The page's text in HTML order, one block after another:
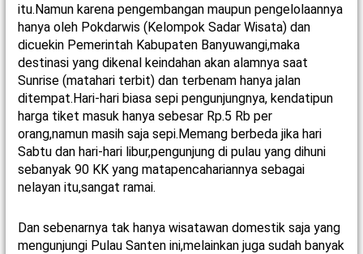
itu.Namun karena pengembangan maupun pengelolaannya
hanya oleh Pokdarwis (Kelompok Sadar Wisata) dan
dicuekin Pemerintah Kabupaten Banyuwangi,maka
destinasi yang dikenal keindahan akan alamnya saat
Sunrise (matahari terbit) dan terbenam hanya jalan
ditempat.Hari-hari biasa sepi pengunjungnya, kendatipun
harga tiket masuk hanya sebesar Rp.5 Rb per
orang,namun masih saja sepi.Memang berbeda jika hari
Sabtu dan hari-hari libur,pengunjung di pulau yang dihuni
sebanyak 90 KK yang matapencahariannya sebagai
nelayan itu,sangat ramai.
Dan sebenarnya tak hanya wisatawan domestik saja yang
mengunjungi Pulau Santen ini,melainkan juga sudah banyak